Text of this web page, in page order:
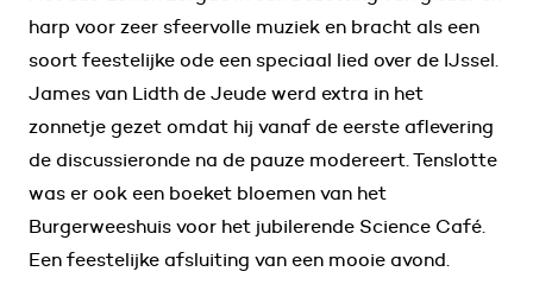
harp voor zeer sfeervolle muziek en bracht als een
soort feestelijke ode een speciaal lied over de IJssel.
James van Lidth de Jeude werd extra in het
zonnetje gezet omdat hij vanaf de eerste aflevering
de discussieronde na de pauze modereert. Tenslotte
was er ook een boeket bloemen van het
Burgerweeshuis voor het jubilerende Science Café.
Een feestelijke afsluiting van een mooie avond.